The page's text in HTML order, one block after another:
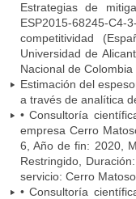
Estrategias de
ESP2015-68245-
competitividad
Universidad de
Nacional de
Estimación del
a través de analítica
• Consultoría
empresa Cerro
6, Año de fin: 2020,
Restringido,
servicio: Cerro
• Consultoría